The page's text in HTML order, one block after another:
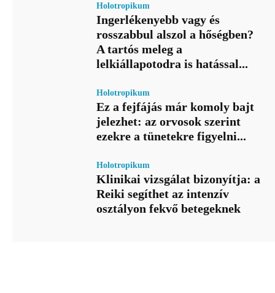
Holotropikum
Ingerlékenyebb vagy és
rosszabbul alszol a hőségben?
A tartós meleg a
lelkiállapotodra is hatással...
Holotropikum
Ez a fejfájás már komoly bajt
jelezhet: az orvosok szerint
ezekre a tünetekre figyelni...
Holotropikum
Klinikai vizsgálat bizonyítja: a
Reiki segíthet az intenzív
osztályon fekvő betegeknek